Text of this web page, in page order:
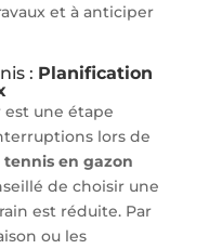
et à anticiper
: Planification
une étape
lors de
en gazon
de choisir une
est réduite. Par
ou les